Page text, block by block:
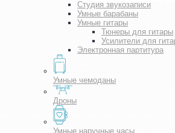
Студия звукозаписи
Умные барабаны
Умные гитары
Тюнеры для гитары
Усилители для
Электронная партитура
Умные чемоданы
Дроны
Умные наручные часы